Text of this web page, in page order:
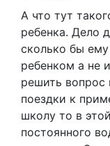
А что тут
ребенка. Дело
сколько бы
ребенком а не
решить вопрос
поездки к
школу то в
постоянного